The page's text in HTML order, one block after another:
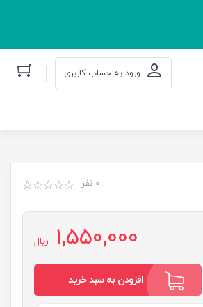
ورود به حساب کاربری
0 نفر
1,550,000 ریال
افزودن به سبد خرید